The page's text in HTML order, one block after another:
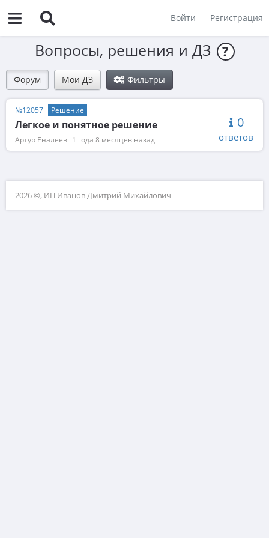
Войти Регистрация
Вопросы, решения и ДЗ ?
Форум Мои ДЗ Фильтры
0
ответов
№12057 Решение
Легкое и понятное решение
Артур Еналеев 1 года 8 месяцев назад
2026 ©, ИП Иванов Дмитрий Михайлович